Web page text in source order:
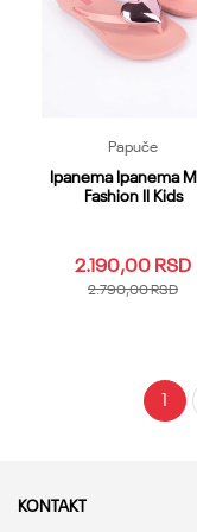
Papuče
Ipanema Ipanema
Fashion II Kids
2.190,00RSD
2.790,00RSD
Dodaj u korpu
1
KONTAKT